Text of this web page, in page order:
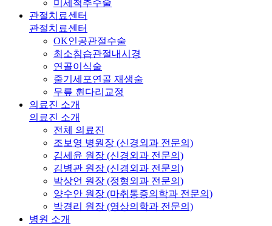
미세척추수술
관절치료센터
관절치료센터
OK인공관절수술
최소침습관절내시경
연골이식술
줄기세포연골 재생술
무릎 휜다리교정
의료진 소개
의료진 소개
전체 의료진
조보영 병원장 (신경외과 전문의)
김세윤 원장 (신경외과 전문의)
김병관 원장 (신경외과 전문의)
박상언 원장 (정형외과 전문의)
양수안 원장 (마취통증의학과 전문의)
박경리 원장 (영상의학과 전문의)
병원 소개